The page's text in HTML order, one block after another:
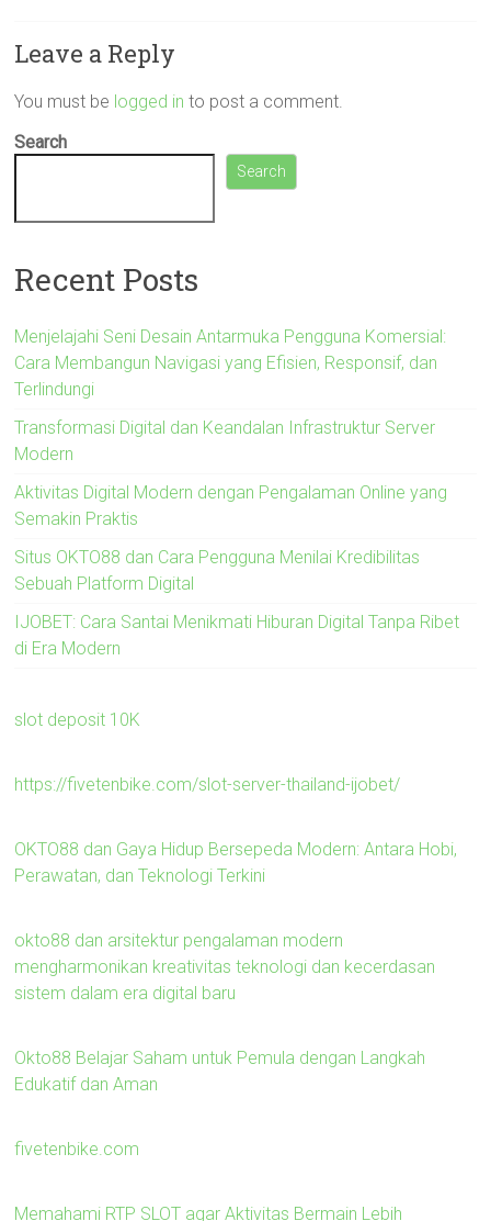
Leave a Reply
You must be logged in to post a comment.
Search
Search
Recent Posts
Menjelajahi Seni Desain Antarmuka Pengguna Komersial:
Cara Membangun Navigasi yang Efisien, Responsif, dan
Terlindungi
Transformasi Digital dan Keandalan Infrastruktur Server
Modern
Aktivitas Digital Modern dengan Pengalaman Online yang
Semakin Praktis
Situs OKTO88 dan Cara Pengguna Menilai Kredibilitas
Sebuah Platform Digital
IJOBET: Cara Santai Menikmati Hiburan Digital Tanpa Ribet
di Era Modern
slot deposit 10K
https://fivetenbike.com/slot-server-thailand-ijobet/
OKTO88 dan Gaya Hidup Bersepeda Modern: Antara Hobi,
Perawatan, dan Teknologi Terkini
okto88 dan arsitektur pengalaman modern
mengharmonikan kreativitas teknologi dan kecerdasan
sistem dalam era digital baru
Okto88 Belajar Saham untuk Pemula dengan Langkah
Edukatif dan Aman
fivetenbike.com
Memahami RTP SLOT agar Aktivitas Bermain Lebih